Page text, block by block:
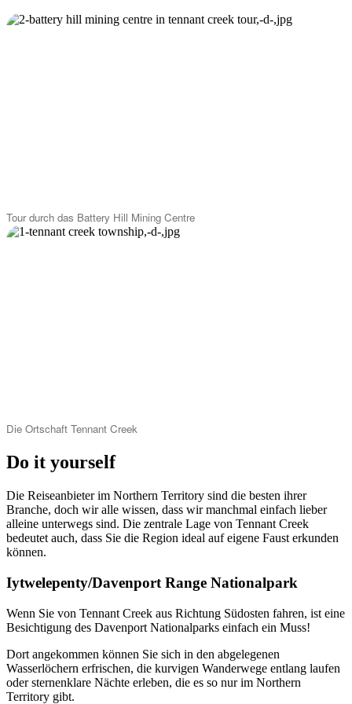
Tour durch das Battery Hill Mining Centre
Die Ortschaft Tennant Creek
Do it yourself
Die Reiseanbieter im Northern Territory sind die besten ihrer
Branche, doch wir alle wissen, dass wir manchmal einfach lieber
alleine unterwegs sind. Die zentrale Lage von Tennant Creek
bedeutet auch, dass Sie die Region ideal auf eigene Faust erkunden
können.
Iytwelepenty/Davenport Range Nationalpark
Wenn Sie von Tennant Creek aus Richtung Südosten fahren, ist eine
Besichtigung des Davenport Nationalparks einfach ein Muss!
Dort angekommen können Sie sich in den abgelegenen
Wasserlöchern erfrischen, die kurvigen Wanderwege entlang laufen
oder sternenklare Nächte erleben, die es so nur im Northern
Territory gibt.